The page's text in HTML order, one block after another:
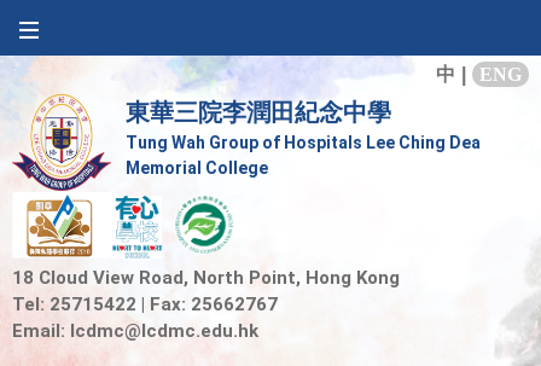
中 ENG
東華三院李潤田紀念中學
Tung Wah Group of Hospitals Lee Ching Dea
Memorial College
18 Cloud View Road, North Point, Hong Kong
Tel: 25715422 | Fax: 25662767
Email: lcdmc@lcdmc.edu.hk